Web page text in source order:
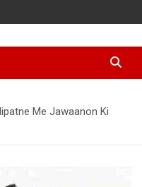
Me Jawaanon Ki